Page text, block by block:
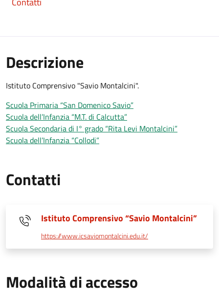
Descrizione
Istituto Comprensivo "Savio Montalcini".
Scuola Primaria “San Domenico Savio”
Scuola dell’Infanzia “M.T. di Calcutta”
Scuola Secondaria di I° grado “Rita Levi Montalcini”
Scuola dell’Infanzia “Collodi”
Contatti
Istituto Comprensivo “Savio Montalcini”
https://www.icsaviomontalcini.edu.it/
Modalità di accesso